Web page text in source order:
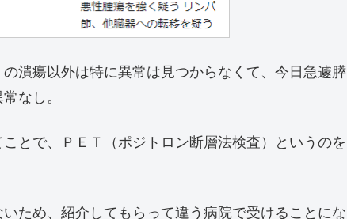
潰瘍以外は特に異常は見つからなくて、今日急遽膵
なし。
とで、ＰＥＴ（ポジトロン断層法検査）というのを
ため、紹介してもらって違う病院で受けることにな